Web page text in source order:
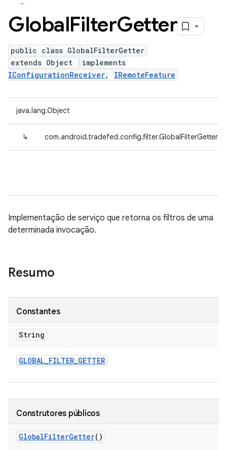
GlobalFilterGetter
public class GlobalFilterGetter
extends Object
implements
IConfigurationReceiver, IRemoteFeature
java.lang.Object
↳ com.android.tradefed.config.filter.GlobalFilterGetter
Implementação de serviço que retorna os filtros de uma
determinada invocação.
Resumo
Constantes
String
GLOBAL_FILTER_GETTER
Construtores públicos
GlobalFilterGetter()